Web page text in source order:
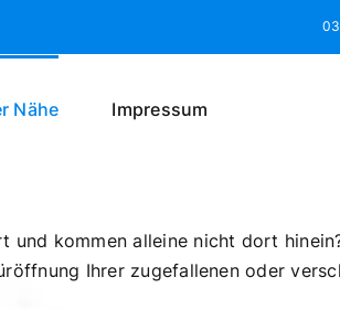
Nähe Impressum
und kommen alleine nicht dort
Ihrer zugefallenen oder